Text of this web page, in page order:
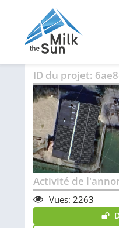
ID du projet:
Activité de
Vues: 2263